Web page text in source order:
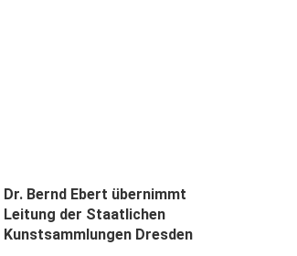
Dr. Bernd Ebert übernimmt
Leitung der Staatlichen
Kunstsammlungen Dresden